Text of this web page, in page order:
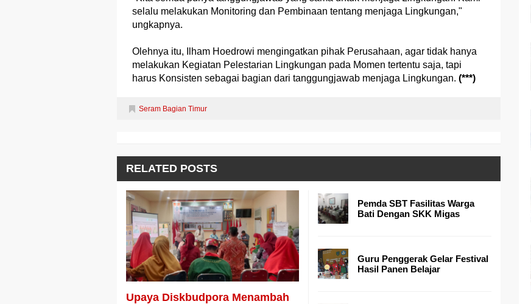
selalu melakukan Monitoring dan Pembinaan tentang menjaga Lingkungan,"
ungkapnya.
Olehnya itu, Ilham Hoedrowi mengingatkan pihak Perusahaan, agar tidak hanya
melakukan Kegiatan Pelestarian Lingkungan pada Momen tertentu saja, tapi
harus Konsisten sebagai bagian dari tanggungjawab menjaga Lingkungan. (***)
Seram Bagian Timur
RELATED POSTS
Upaya Diskbudpora Menambah
Pemda SBT Fasilitas Warga
Bati Dengan SKK Migas
Guru Penggerak Gelar Festival
Hasil Panen Belajar